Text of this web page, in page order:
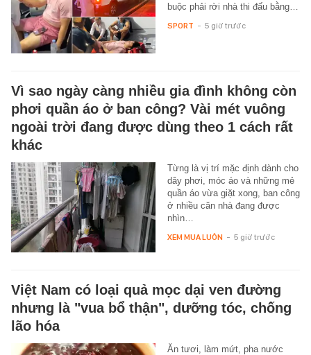
buộc phải rời nhà thi đấu bằng…
SPORT - 5 giờ trước
Vì sao ngày càng nhiều gia đình không còn
phơi quần áo ở ban công? Vài mét vuông
ngoài trời đang được dùng theo 1 cách rất
khác
Từng là vị trí mặc định dành cho
dây phơi, móc áo và những mẻ
quần áo vừa giặt xong, ban công
ở nhiều căn nhà đang được
nhìn…
XEM MUA LUÔN - 5 giờ trước
Việt Nam có loại quả mọc dại ven đường
nhưng là "vua bổ thận", dưỡng tóc, chống
lão hóa
Ăn tươi, làm mứt, pha nước